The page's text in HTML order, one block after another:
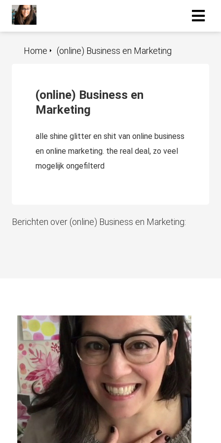
(online) Business en Marketing
Home
(online) Business en
Marketing
alle shine glitter en shit van online business
en online marketing. the real deal, zo veel
mogelijk ongefilterd
Berichten over (online) Business en Marketing: